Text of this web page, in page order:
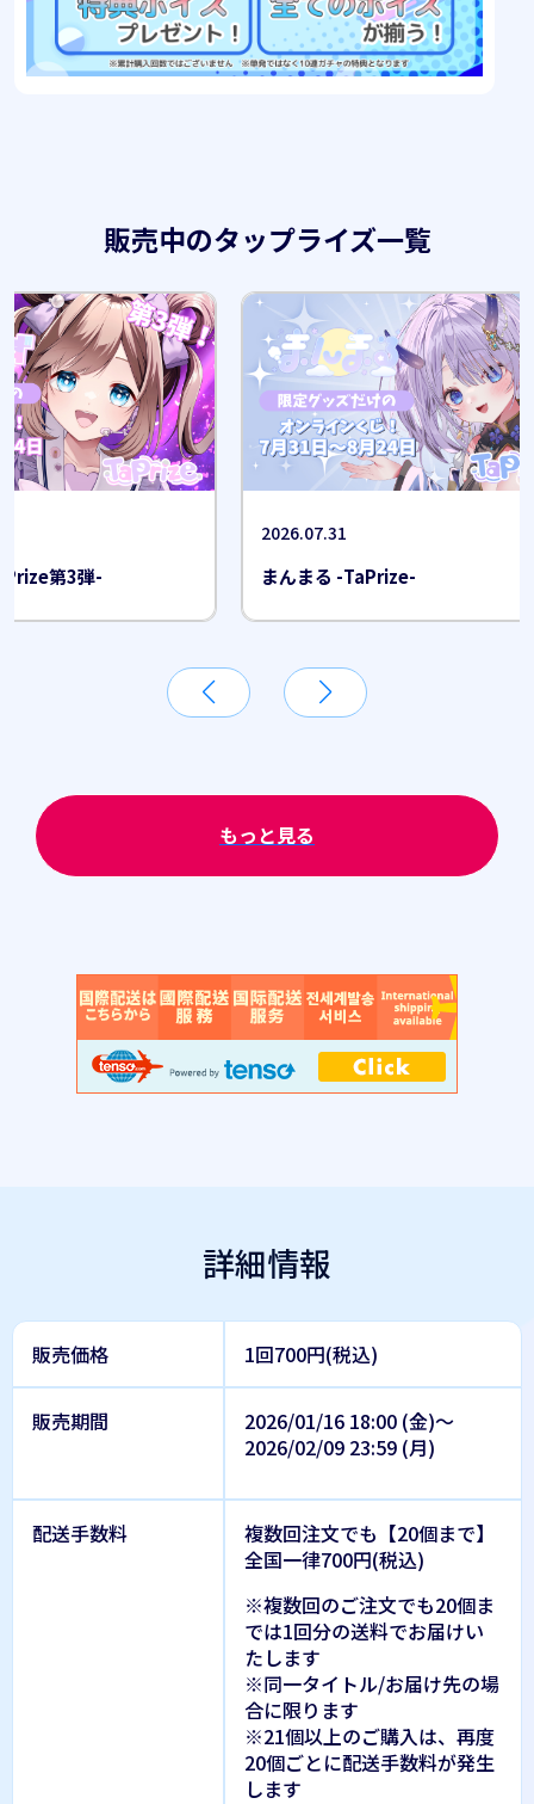
販売中のタップライズ一覧
第3弾-
2026.07.31
まんまる -TaPrize-
もっと見る
詳細情報
販売価格 1回700円(税込)
販売期間
2026/01/16 18:00 (金)～
2026/02/09 23:59 (月)
配送手数料
複数回注文でも【20個まで】
全国一律700円(税込)
※複数回のご注文でも20個ま
では1回分の送料でお届けい
たします
※同一タイトル/お届け先の場
合に限ります
※21個以上のご購入は、再度
20個ごとに配送手数料が発生
します